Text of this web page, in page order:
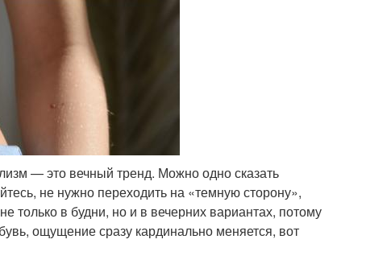
— это вечный тренд. Можно одно сказать
не нужно переходить на «темную сторону»,
только в будни, но и в вечерних вариантах, потому
ощущение сразу кардинально меняется, вот